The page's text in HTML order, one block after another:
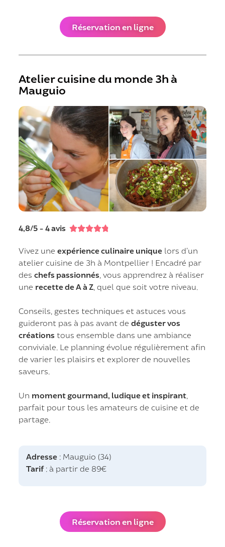
Réservation en ligne
Atelier cuisine du monde 3h à
Mauguio
4,8/5 - 4 avis 
Vivez uneexpérience culinaire unique lors d’un
atelier cuisine de 3h à Montpellier ! Encadré par
deschefs passionnés , vous apprendrez à réaliser
une recette de A à Z , quel que soit votre niveau.
Conseils, gestes techniques et astuces vous
guideront pas à pas avant dedéguster vos
créations tous ensemble dans une ambiance
conviviale. Le planning évolue régulièrement afin
de varier les plaisirs et explorer de nouvelles
saveurs.
Un moment gourmand, ludique et inspirant
parfait pour tous les amateurs de cuisine et de
partage.
Adresse : Mauguio (34)
Tarif: à partir de 89€
Réservation en ligne